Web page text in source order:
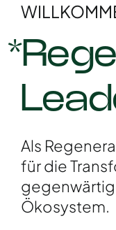
Als
für die
Ökosystem.